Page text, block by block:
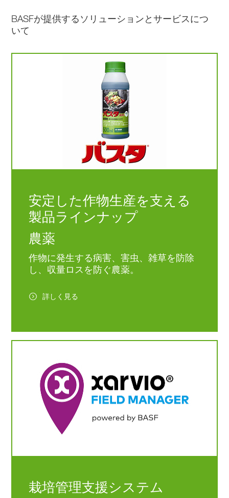
BASFが提供するソリューションとサービスにつ
いて
安定した作物生産を支える
製品ラインナップ
農薬
作物に発生する病害、害虫、雑草を防除
し、収量ロスを防ぐ農薬。
詳しく見る
栽培管理支援システム